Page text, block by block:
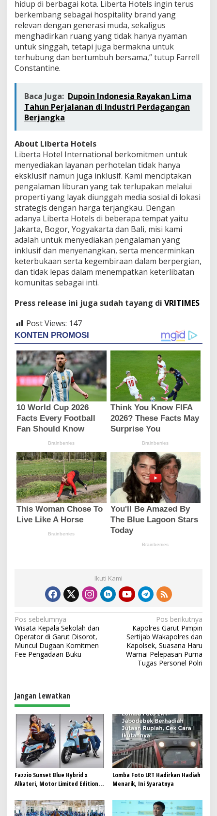
hidup di berbagai kota. Liberta Hotels ingin terus
berkembang sebagai hospitality brand yang
relevan dengan generasi muda, sekaligus
menghadirkan ruang yang tidak hanya nyaman
untuk singgah, tetapi juga bermakna untuk
terhubung dan bertumbuh bersama,” tutup Farrell
Constantine.
Baca Juga: Dupoin Indonesia Rayakan Lima
Tahun Perjalanan di Industri Perdagangan
Berjangka
About Liberta Hotels
Liberta Hotel International berkomitmen untuk
menyediakan layanan perhotelan tidak hanya
eksklusif namun juga inklusif. Kami menciptakan
pengalaman liburan yang tak terlupakan melalui
properti yang layak diunggah media sosial di lokasi
strategis dengan harga terjangkau. Dengan
adanya Liberta Hotels di beberapa tempat yaitu
Jakarta, Bogor, Yogyakarta dan Bali, misi kami
adalah untuk menyediakan pengalaman yang
inklusif dan menyenangkan, serta mencerminkan
keterbukaan serta kegembiraan dalam berpergian,
dan tidak lepas dalam menempatkan keterlibatan
komunitas sebagai inti.
Press release ini juga sudah tayang di VRITIMES
Post Views: 147
Ikuti Kami
N
a
v
i
a
s
i
p
s
Pos sebelumnya
Wisata Kepala Sekolah dan
Operator di Garut Disorot,
Muncul Dugaan Komitmen
Fee Pengadaan Buku
Pos berikutnya
Kapolres Garut Pimpin
Sertijab Wakapolres dan
Kapolsek, Suasana Haru
Warnai Pelepasan Purna
Tugas Personel Polri
Jangan Lewatkan
Fazzio Sunset Blue Hybrid x
Alkateri, Motor Limited Edition
Future Lo
Lomba Foto LRT Hadirkan Hadiah
Menarik, Ini Syaratnya